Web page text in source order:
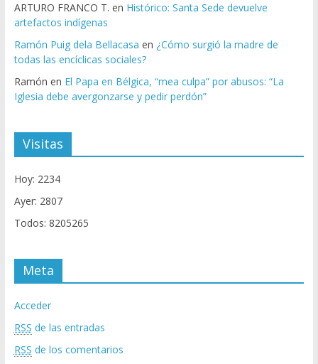
ARTURO FRANCO T. en Histórico: Santa Sede devuelve
artefactos indígenas
Ramón Puig dela Bellacasa en ¿Cómo surgió la madre de
todas las encíclicas sociales?
Ramón en El Papa en Bélgica, “mea culpa” por abusos: “La
Iglesia debe avergonzarse y pedir perdón”
Visitas
Hoy: 2234
Ayer: 2807
Todos: 8205265
Meta
Acceder
RSS de las entradas
RSS de los comentarios